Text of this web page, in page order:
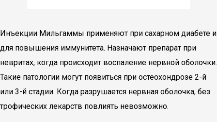
Инъекции Мильгаммы применяют при сахарном диабете и
для повышения иммунитета. Назначают препарат при
невритах, когда происходит воспаление нервной оболочки.
Такие патологии могут появиться при остеохондрозе 2-й
или 3-й стадии. Когда разрушается нервная оболочка, без
трофических лекарств повлиять невозможно.